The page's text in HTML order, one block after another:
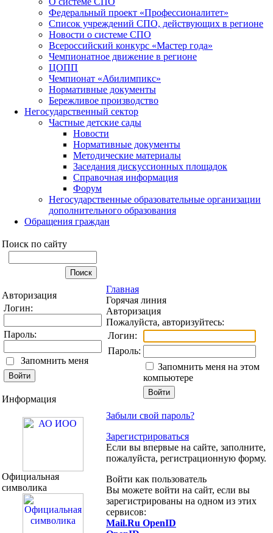
Федеральный проект «Профессионалитет»
Список учреждений СПО, действующих в регионе
Новости о системе СПО
Всероссийский конкурс «Мастер года»
Чемпионатное движение в регионе
ЦОПП
Чемпионат «Абилимпикс»
Нормативные документы
Бережливое производство
Негосударственный сектор
Частные детские сады
Новости
Нормативные документы
Методические материалы
Заседания дискуссионных площадок
Справочная информация
Форум
Негосударственные образовательные организации
дополнительного образования
Обращения граждан
Поиск по сайту
Авторизация
Логин:
Пароль:
Запомнить меня
Информация
Официальная
символика
Главная
Горячая линия
Авторизация
Пожалуйста, авторизуйтесь:
Логин:
Пароль:
Запомнить меня на этом
компьютере
Забыли свой пароль?
Зарегистрироваться
Если вы впервые на сайте, заполните,
пожалуйста, регистрационную форму.
Войти как пользователь
Вы можете войти на сайт, если вы
зарегистрированы на одном из этих
сервисов:
Mail.Ru OpenID